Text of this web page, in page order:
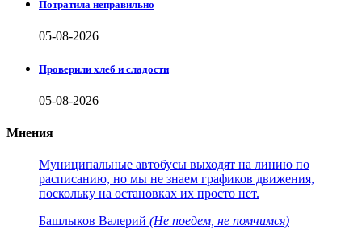
Потратила неправильно
05-08-2026
Проверили хлеб и сладости
05-08-2026
Мнения
Муниципальные автобусы выходят на линию по
расписанию, но мы не знаем графиков движения,
поскольку на остановках их просто нет.
Башлыков Валерий (Не поедем, не помчимся)